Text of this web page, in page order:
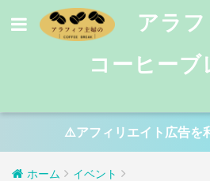
アラフ
コーヒーブ
⚠️アフィリエイト広告を
ホーム イベント